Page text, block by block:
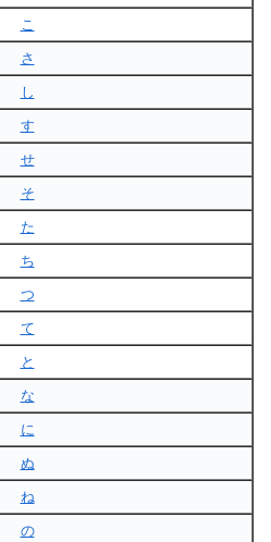
こ
さ
し
す
せ
そ
た
ち
つ
て
と
な
に
ぬ
ね
の